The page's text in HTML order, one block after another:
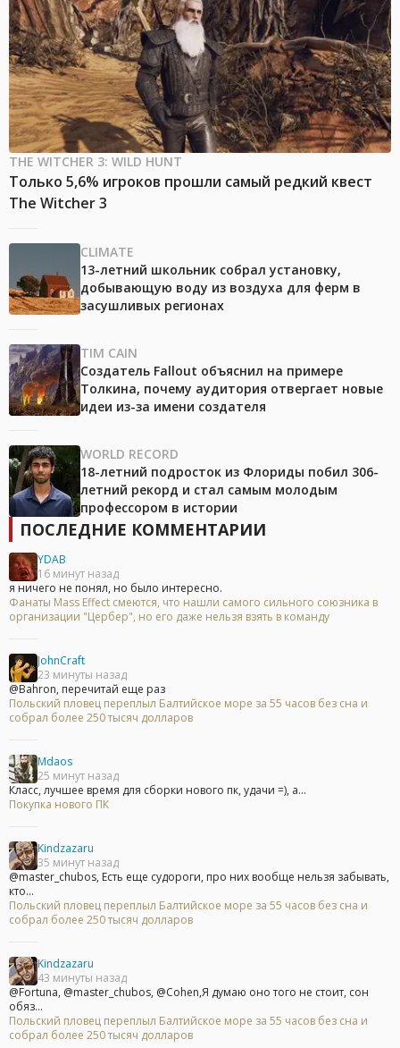
THE WITCHER 3: WILD HUNT
Только 5,6% игроков прошли самый редкий квест
The Witcher 3
CLIMATE
13-летний школьник собрал установку,
добывающую воду из воздуха для ферм в
засушливых регионах
TIM CAIN
Создатель Fallout объяснил на примере
Толкина, почему аудитория отвергает новые
идеи из-за имени создателя
WORLD RECORD
18-летний подросток из Флориды побил 306-
летний рекорд и стал самым молодым
профессором в истории
ПОСЛЕДНИЕ КОММЕНТАРИИ
YDAB
16 минут назад
я ничего не понял, но было интересно.
Фанаты Mass Effect смеются, что нашли самого сильного союзника в
организации "Цербер", но его даже нельзя взять в команду
JohnCraft
23 минуты назад
@Bahron, перечитай еще раз
Польский пловец переплыл Балтийское море за 55 часов без сна и
собрал более 250 тысяч долларов
Mdaos
25 минут назад
Класс, лучшее время для сборки нового пк, удачи =), а...
Покупка нового ПК
Kindzazaru
35 минут назад
@master_chubos, Есть еще судороги, про них вообще нельзя забывать,
кто...
Польский пловец переплыл Балтийское море за 55 часов без сна и
собрал более 250 тысяч долларов
Kindzazaru
43 минуты назад
@Fortuna, @master_chubos, @Cohen,Я думаю оно того не стоит, сон
обяз...
Польский пловец переплыл Балтийское море за 55 часов без сна и
собрал более 250 тысяч долларов